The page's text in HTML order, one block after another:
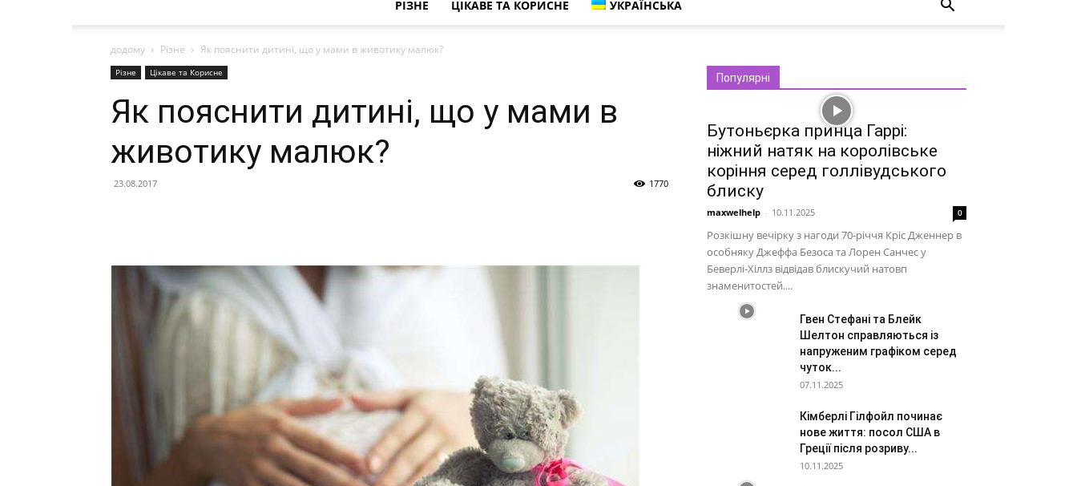
РІЗНЕ ЦІКАВЕ ТА КОРИСНЕ УКРАЇНСЬКА
додому Різне Як пояснити дитині, що у мами в животику малюк?
Різне Цікаве та Корисне
Як пояснити дитині, що у мами в
животику малюк?
23.08.2017 1770
Популярні
Бутоньєрка принца Гаррі:
ніжний натяк на королівське
коріння серед голлівудського
блиску
maxwelhelp - 10.11.2025 0
Розкішну вечірку з нагоди 70-річчя Кріс Дженнер в
особняку Джеффа Безоса та Лорен Санчес у
Беверлі-Хіллз відвідав блискучий натовп
знаменитостей....
Гвен Стефані та Блейк
Шелтон справляються із
напруженим графіком серед
чуток...
07.11.2025
Кімберлі Гілфойл починає
нове життя: посол США в
Греції після розриву...
10.11.2025